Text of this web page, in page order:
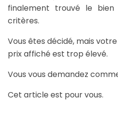
finalement trouvé le
critères.
Vous êtes décidé, mais
prix affiché est trop élevé.
Vous vous demandez
Cet article est pour vous.